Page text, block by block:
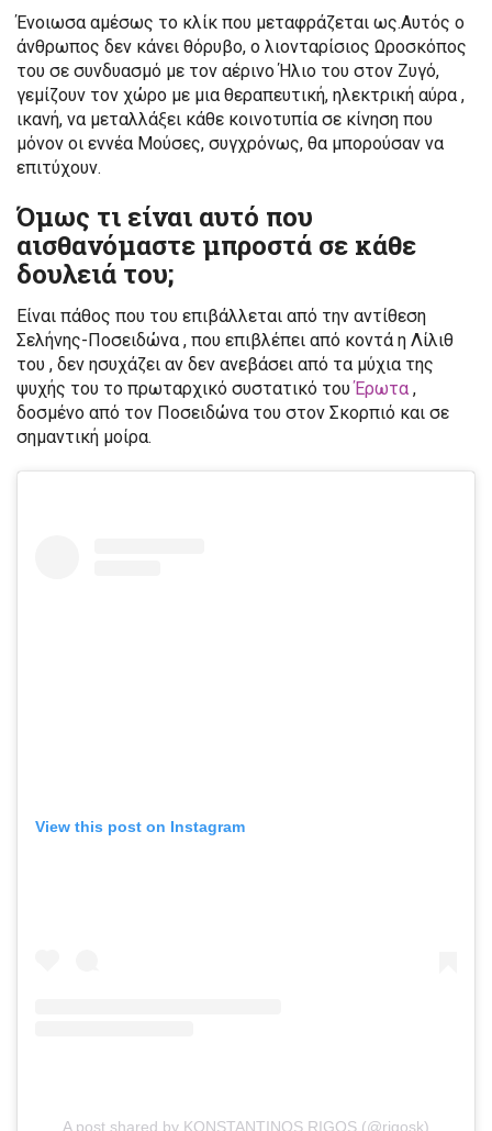
Ένοιωσα αμέσως το κλίκ που μεταφράζεται ως.Αυτός ο
άνθρωπος δεν κάνει θόρυβο, ο λιονταρίσιος Ωροσκόπος
του σε συνδυασμό με τον αέρινο Ήλιο του στον Ζυγό,
γεμίζουν τον χώρο με μια θεραπευτική, ηλεκτρική αύρα ,
ικανή, να μεταλλάξει κάθε κοινοτυπία σε κίνηση που
μόνον οι εννέα Μούσες, συγχρόνως, θα μπορούσαν να
επιτύχουν.
Όμως τι είναι αυτό που
αισθανόμαστε μπροστά σε κάθε
δουλειά του;
Είναι πάθος που του επιβάλλεται από την αντίθεση
Σελήνης-Ποσειδώνα , που επιβλέπει από κοντά η Λίλιθ
του , δεν ησυχάζει αν δεν ανεβάσει από τα μύχια της
ψυχής του το πρωταρχικό συστατικό τουΈρωτα ,
δοσμένο από τον Ποσειδώνα του στον Σκορπιό και σε
σημαντική μοίρα.
View this post on Instagram
A post shared by KONSTANTINOS RIGOS (@rigosk)